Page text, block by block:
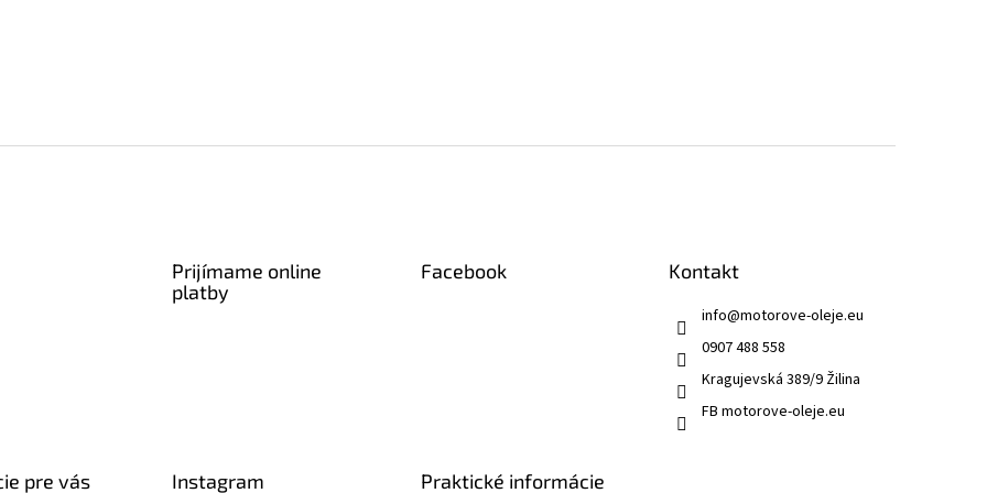
Prijímame online
platby
Facebook Kontakt
info@motorove-oleje.eu
0907 488 558
Kragujevská 389/9 Žilina
FB motorove-oleje.eu
pre vás Instagram Praktické informácie